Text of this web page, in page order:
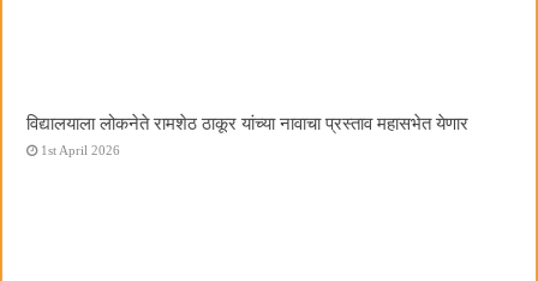
विद्यालयाला लोकनेते रामशेठ ठाकूर यांच्या नावाचा प्रस्ताव महासभेत येणार
1st April 2026